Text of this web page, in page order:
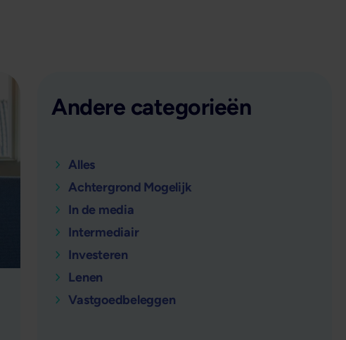
Andere categorieën
Alles
Achtergrond Mogelijk
In de media
Intermediair
Investeren
Lenen
Vastgoedbeleggen